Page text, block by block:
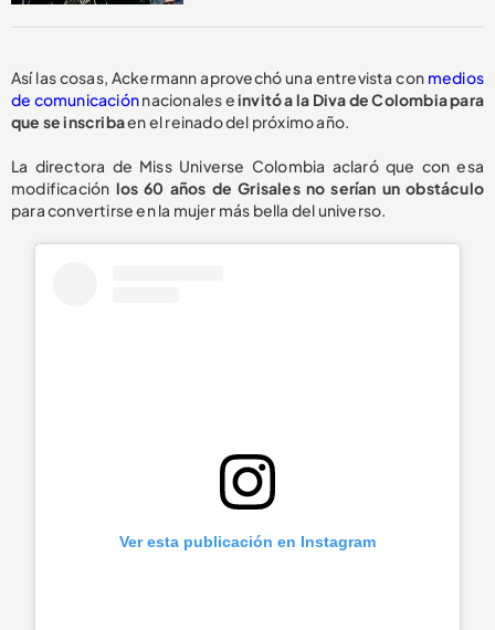
Así las cosas, Ackermann aprovechó una entrevista con medios
de comunicaciónnacionales einvitó a la Diva de Colombia para
que se inscribaen el reinado del próximo año.
La directora de Miss Universe Colombia aclaró que con esa
modificación los 60 años de Grisales no serían un obstáculo
para convertirse en la mujer más bella del universo.
Ver esta publicación en Instagram